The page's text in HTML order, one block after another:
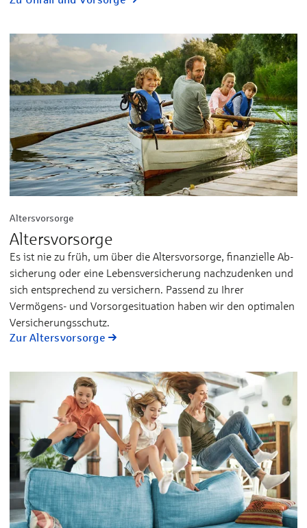
Altersvorsorge
Altersvorsorge
Es ist nie zu früh, um über die Alters­vor­sorge, finan­zielle Ab­
sicherung oder eine Lebens­ver­sicherung nach­zu­denken und
sich ent­sprechend zu ver­sichern. Pas­send zu Ihrer
Vermögens- und Vor­sorge­situation ha­ben wir den opti­malen
Ver­sicherungs­schutz.
Zur Altersvorsorge